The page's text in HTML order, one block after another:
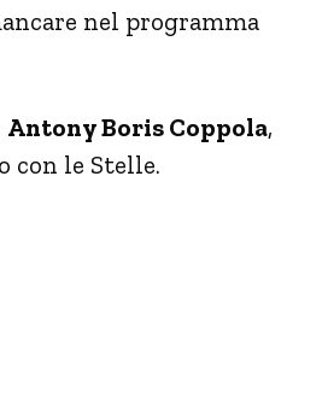
nel programma
Antony Boris Coppola,
le Stelle.